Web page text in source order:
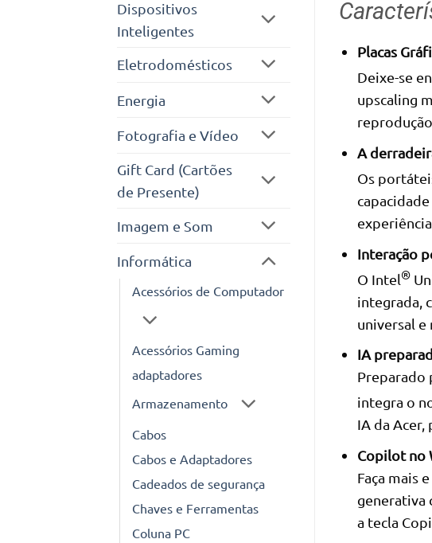
Dispositivos
Inteligentes
Eletrodomésticos
Energia
Fotografia e Vídeo
Gift Card (Cartões
de Presente)
Imagem e Som
Informática
Acessórios de Computador
Acessórios Gaming
adaptadores
Armazenamento
Cabos
Cabos e Adaptadores
Cadeados de segurança
Chaves e Ferramentas
Coluna PC
Placas
Deixe-se
upscaling
A
Os
Interação
O Intel®
integrada,
universal e
IA
Preparado
integra o
IA da Acer,
Copilot no
Faça mais
generativa
a tecla